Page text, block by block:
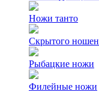
Ножи танто
Скрытого
Рыбацкие ножи
Филейные ножи